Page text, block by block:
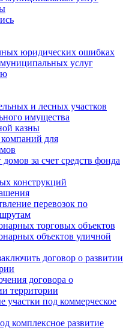
юридических ошибках
услуг
и лесных участков
имущества
казны
для
за счет средств фонда
конструкций
перевозок по
торговых объектов
объектов уличной
договор о развитии
договора о
территории
участки под коммерческое
комплексное развитие